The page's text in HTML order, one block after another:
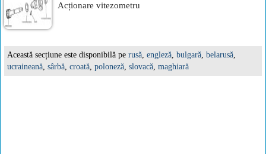
Acționare vitezometru
Această secțiune este disponibilă pe rusă, engleză, bulgară, belarusă,
ucraineană, sârbă, croată, poloneză, slovacă, maghiară